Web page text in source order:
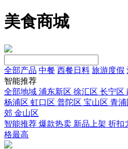
美食商城
全部产品 中餐 西餐日料 旅游度假
智能推荐
全部地域 浦东新区 徐汇区 长宁区
杨浦区 虹口区 普陀区 宝山区 青浦
郊 金山区
智能推荐 爆款热卖 新品上架 折扣
格最高